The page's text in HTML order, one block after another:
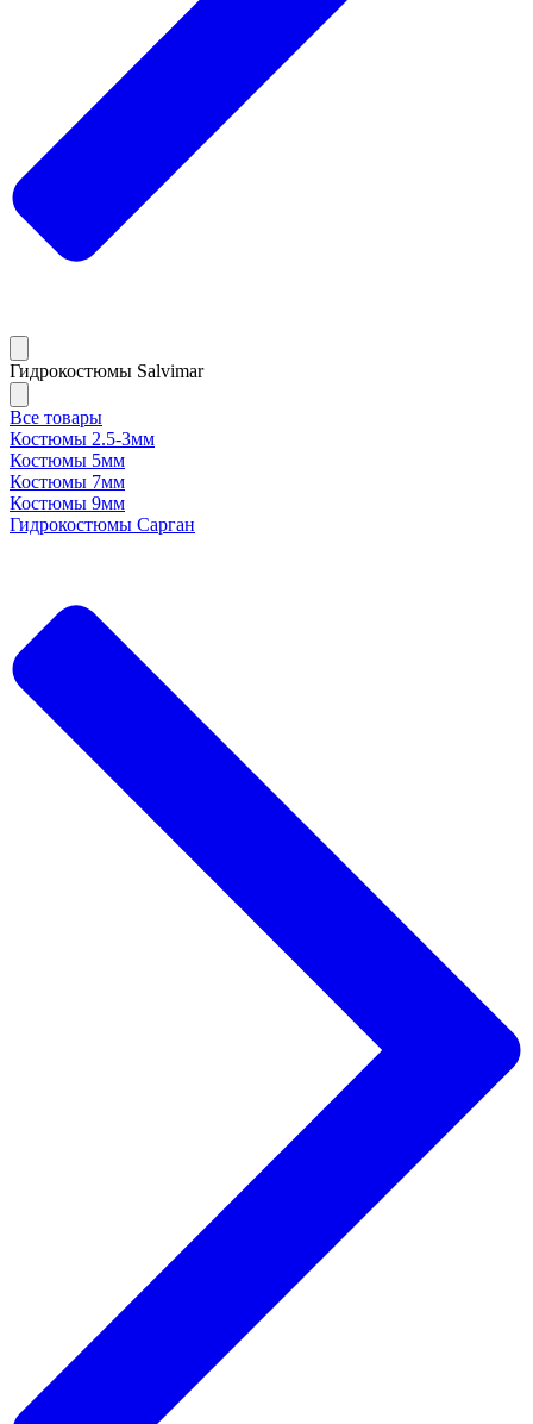
Гидрокостюмы Salvimar
Все товары
Костюмы 2.5-3мм
Костюмы 5мм
Костюмы 7мм
Костюмы 9мм
Гидрокостюмы Сарган